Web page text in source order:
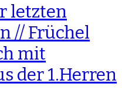
letzten
// Früchel
mit
der 1.Herren